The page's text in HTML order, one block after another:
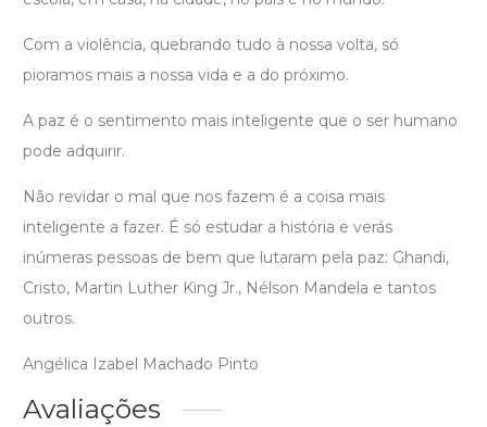
Com a violência, quebrando tudo à nossa volta, só
pioramos mais a nossa vida e a do próximo.
A paz é o sentimento mais inteligente que o ser humano
pode adquirir.
Não revidar o mal que nos fazem é a coisa mais
inteligente a fazer. É só estudar a história e verás
inúmeras pessoas de bem que lutaram pela paz: Ghandi,
Cristo, Martin Luther King Jr., Nélson Mandela e tantos
outros.
Angélica Izabel Machado Pinto
Avaliações